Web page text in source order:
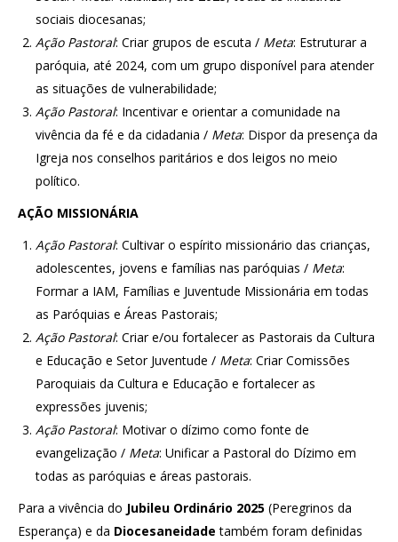
sociais diocesanas;
Ação Pastoral: Criar grupos de escuta / Meta: Estruturar a
paróquia, até 2024, com um grupo disponível para atender
as situações de vulnerabilidade;
Ação Pastoral: Incentivar e orientar a comunidade na
vivência da fé e da cidadania / Meta: Dispor da presença da
Igreja nos conselhos paritários e dos leigos no meio
político.
AÇÃO MISSIONÁRIA
Ação Pastoral: Cultivar o espírito missionário das crianças,
adolescentes, jovens e famílias nas paróquias / Meta:
Formar a IAM, Famílias e Juventude Missionária em todas
as Paróquias e Áreas Pastorais;
Ação Pastoral: Criar e/ou fortalecer as Pastorais da Cultura
e Educação e Setor Juventude / Meta: Criar Comissões
Paroquiais da Cultura e Educação e fortalecer as
expressões juvenis;
Ação Pastoral: Motivar o dízimo como fonte de
evangelização / Meta: Unificar a Pastoral do Dízimo em
todas as paróquias e áreas pastorais.
Para a vivência do Jubileu Ordinário 2025 (Peregrinos da
Esperança) e da Diocesaneidade também foram definidas